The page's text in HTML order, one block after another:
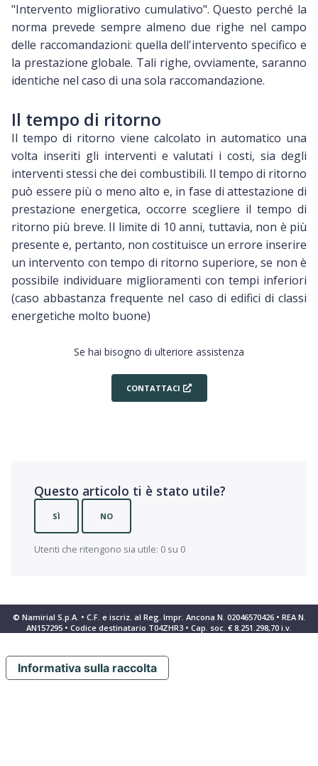
"Intervento migliorativo cumulativo". Questo perché la
norma prevede sempre almeno due righe nel campo
delle raccomandazioni: quella dell'intervento specifico e
la prestazione globale. Tali righe, ovviamente, saranno
identiche nel caso di una sola raccomandazione.
Il tempo di ritorno
Il tempo di ritorno viene calcolato in automatico una
volta inseriti gli interventi e valutati i costi, sia degli
interventi stessi che dei combustibili. Il tempo di ritorno
può essere più o meno alto e, in fase di attestazione di
prestazione energetica, occorre scegliere il tempo di
ritorno più breve. Il limite di 10 anni, tuttavia, non è più
presente e, pertanto, non costituisce un errore inserire
un intervento con tempo di ritorno superiore, se non è
possibile individuare miglioramenti con tempi inferiori
(caso abbastanza frequente nel caso di edifici di classi
energetiche molto buone)
Se hai bisogno di ulteriore assistenza
CONTATTACI
Questo articolo ti è stato utile?
SÌ NO
Utenti che ritengono sia utile: 0 su 0
© Namirial S.p.A. • C.F. e iscriz. al Reg. Impr. Ancona N. 02046570426 • REA N.
AN157295 • Codice destinatario T04ZHR3 • Cap. soc. € 8.251.298,70 i.v.
Informativa sulla raccolta